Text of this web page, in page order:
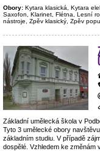
Obory: Kytara klasická, Kytara
Saxofon, Klarinet, Flétna, Lesní
nástroje, Zpěv klasický, Zpěv
Základní umělecká škola v
Tyto 3 umělecké obory
základním studiu. V případě
dospělé. Vzhledem ke změnám